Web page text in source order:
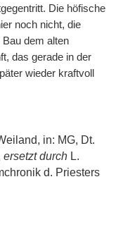
Die höfische
noch nicht, die
dem alten
das gerade in der
wieder kraftvoll
in: MG, Dt.
ersetzt durch L.
d. Priesters